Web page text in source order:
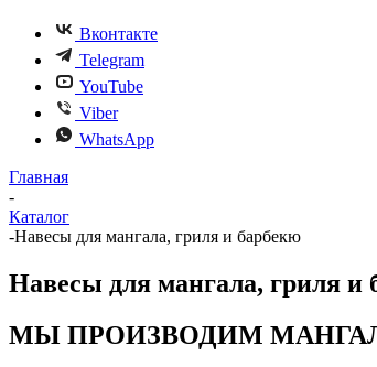
Вконтакте
Telegram
YouTube
Viber
WhatsApp
Главная
-
Каталог
-Навесы для мангала, гриля и барбекю
Навесы для мангала, гриля и
МЫ ПРОИЗВОДИМ